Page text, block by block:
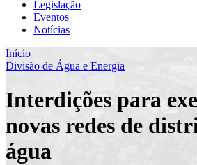
Legislação
Eventos
Notícias
Início
Divisão de Água e Energia
Interdições para
novas redes de
água